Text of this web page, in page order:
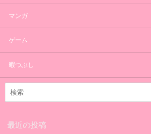
マンガ
ゲーム
暇つぶし
最近の投稿